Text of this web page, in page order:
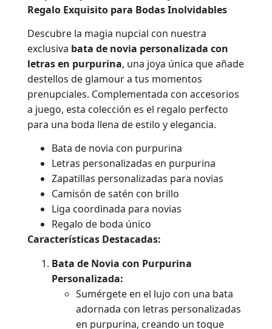
Regalo Exquisito para Bodas Inolvidables
Descubre la magia nupcial con nuestra
exclusiva bata de novia personalizada con
letras en purpurina, una joya única que añade
destellos de glamour a tus momentos
prenupciales. Complementada con accesorios
a juego, esta colección es el regalo perfecto
para una boda llena de estilo y elegancia.
Bata de novia con purpurina
Letras personalizadas en purpurina
Zapatillas personalizadas para novias
Camisón de satén con brillo
Liga coordinada para novias
Regalo de boda único
Características Destacadas:
Bata de Novia con Purpurina
Personalizada:
Sumérgete en el lujo con una bata
adornada con letras personalizadas
en purpurina, creando un toque